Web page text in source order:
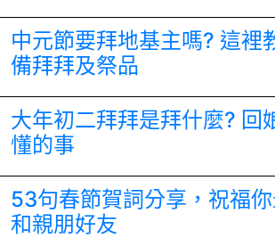
中元節要拜地基主嗎? 這裡
備拜拜及祭品
大年初二拜拜是拜什麼? 回
懂的事
53句春節賀詞分享，祝福
和親朋好友